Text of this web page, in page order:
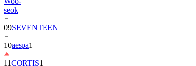
09SEVENTEEN
10aespa1
11CORTIS
12BIGBANG